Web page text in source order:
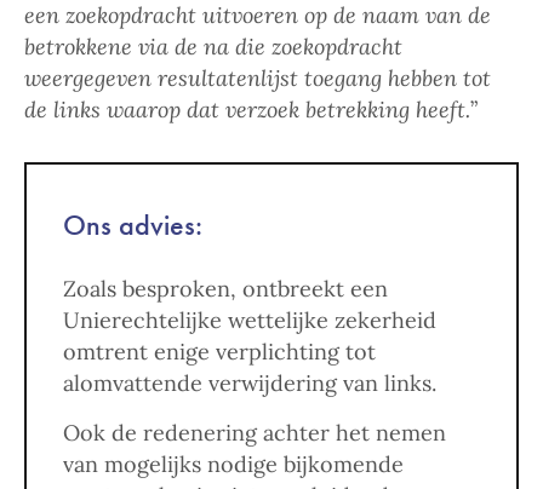
een zoekopdracht uitvoeren op de naam van de
betrokkene via de na die zoekopdracht
weergegeven resultatenlijst toegang hebben tot
de links waarop dat verzoek betrekking heeft.”
Ons advies:
Zoals besproken, ontbreekt een
Unierechtelijke wettelijke zekerheid
omtrent enige verplichting tot
alomvattende verwijdering van links.
Ook de redenering achter het nemen
van mogelijks nodige bijkomende